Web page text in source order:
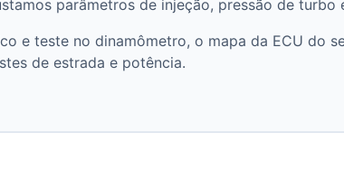
parâmetros de injeção, pressão de
e teste no dinamômetro, o mapa da ECU do
de estrada e potência.